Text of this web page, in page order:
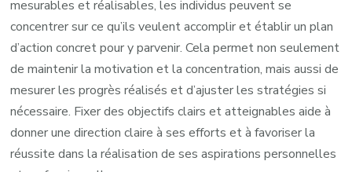
mesurables et réalisables, les individus peuvent se
concentrer sur ce qu’ils veulent accomplir et établir un plan
d’action concret pour y parvenir. Cela permet non seulement
de maintenir la motivation et la concentration, mais aussi de
mesurer les progrès réalisés et d’ajuster les stratégies si
nécessaire. Fixer des objectifs clairs et atteignables aide à
donner une direction claire à ses efforts et à favoriser la
réussite dans la réalisation de ses aspirations personnelles